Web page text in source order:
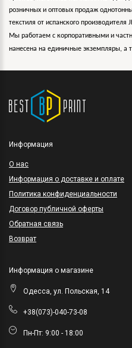
розничных и оптовых продаж
текстиля от испанского производителя
Мы работаем с корпоративными и
нанесена на единичные экземпляры, а
Информация
O нас
Информация о доставке и оплате
Политика конфиденциальности
Договор публичной оферты
Обратная связь
Возврат
Информация о магазине
Одесса, ул. Польская, 14
+38(073)-040-73-08
Пн-Пт: 9:00 - 18:00